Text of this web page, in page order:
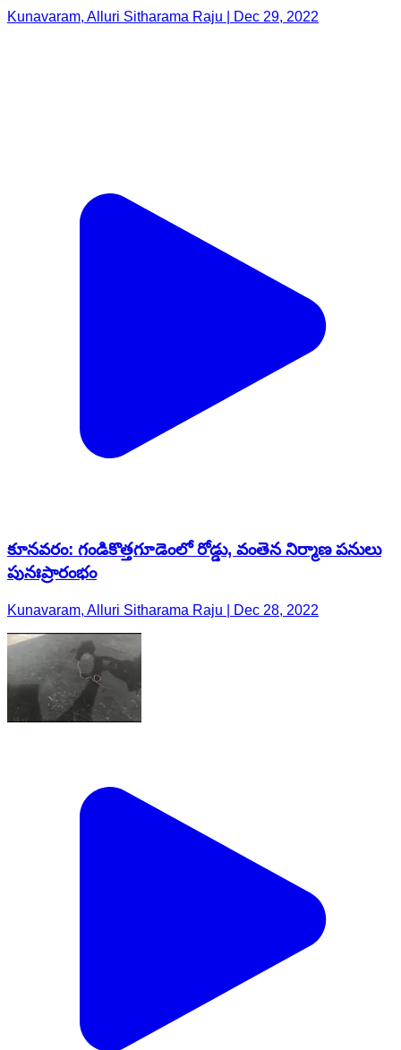
Kunavaram, Alluri Sitharama Raju | Dec 29, 2022
కూనవరం: గండికొత్తగూడెంలో రోడ్డు, వంతెన నిర్మాణ పనులు
పునఃప్రారంభం
Kunavaram, Alluri Sitharama Raju | Dec 28, 2022